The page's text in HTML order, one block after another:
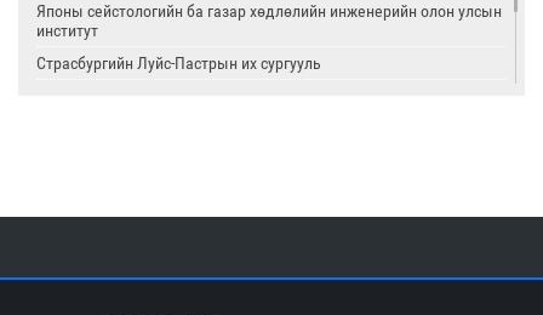
Японы сейстологийн ба газар хөдлөлийн инженерийн олон улсын
институт
Страсбургийн Луйс-Пастрын их сургууль